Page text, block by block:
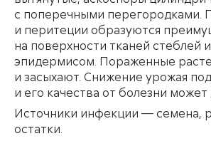
с поперечными перегородками.
и перитеции образуются
на поверхности тканей стеблей
эпидермисом. Пораженные
и засыхают. Снижение урожая
и его качества от болезни может
Источники инфекции — семена,
остатки.